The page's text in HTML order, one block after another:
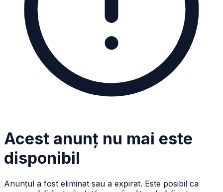
Acest anunț nu mai este
disponibil
Anunțul a fost eliminat sau a expirat. Este posibil ca